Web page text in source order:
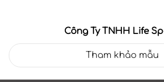
Công Ty TNHH Life
Tham khảo mẫu